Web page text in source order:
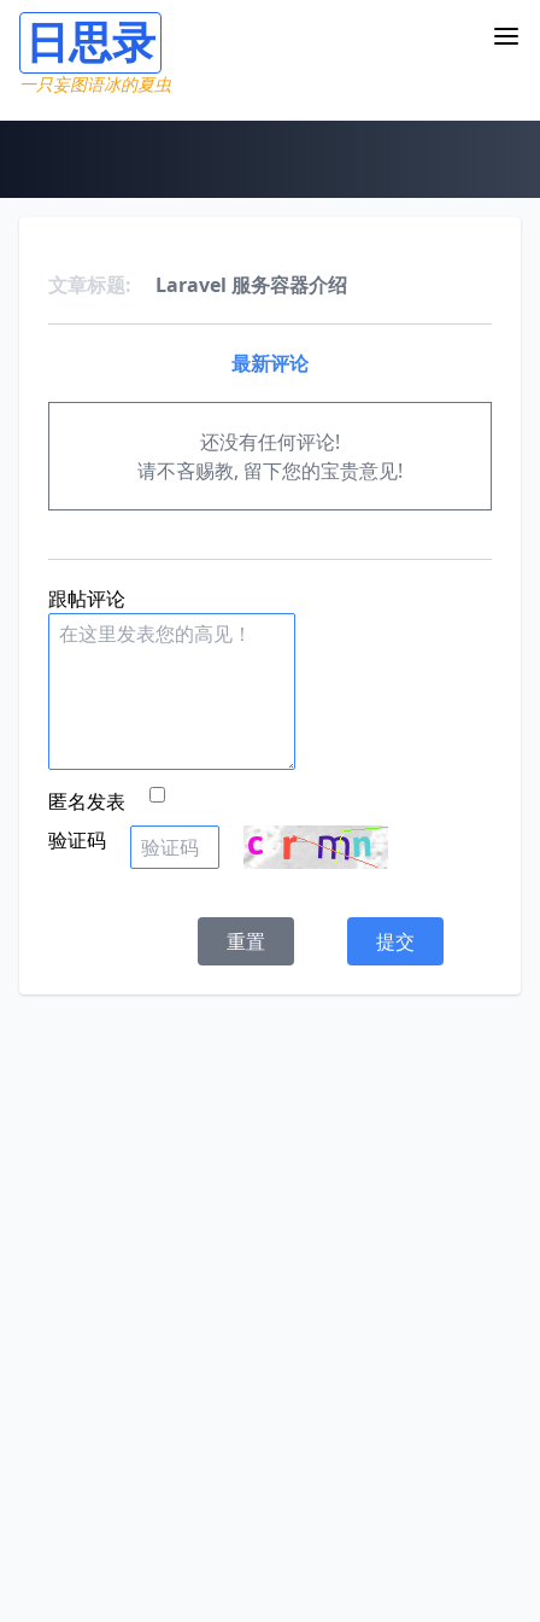
日思录
一只妄图语冰的夏虫
文章标题: Laravel 服务容器介绍
最新评论
还没有任何评论!
请不吝赐教, 留下您的宝贵意见!
跟帖评论
匿名发表
验证码
重置 提交